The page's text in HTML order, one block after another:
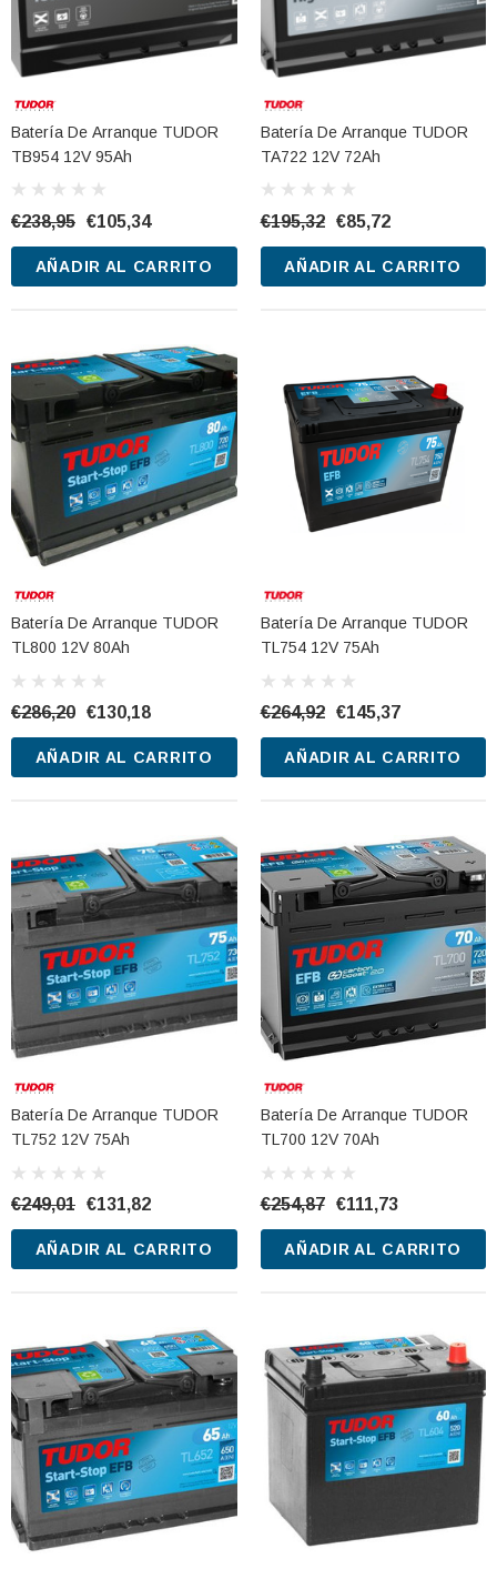
Batería De Arranque TUDOR
TB954 12V 95Ah
€238,95 €105,34
AÑADIR AL CARRITO
Batería De Arranque TUDOR
TA722 12V 72Ah
€195,32 €85,72
AÑADIR AL CARRITO
Batería De Arranque TUDOR
TL800 12V 80Ah
€286,20 €130,18
AÑADIR AL CARRITO
Batería De Arranque TUDOR
TL754 12V 75Ah
€264,92 €145,37
AÑADIR AL CARRITO
Batería De Arranque TUDOR
TL752 12V 75Ah
€249,01 €131,82
AÑADIR AL CARRITO
Batería De Arranque TUDOR
TL700 12V 70Ah
€254,87 €111,73
AÑADIR AL CARRITO